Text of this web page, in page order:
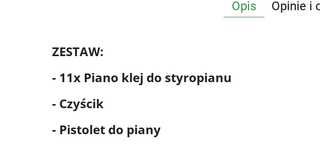
Opis Opinie i
ZESTAW:
- 11x Piano klej do styropianu
- Czyścik
- Pistolet do piany